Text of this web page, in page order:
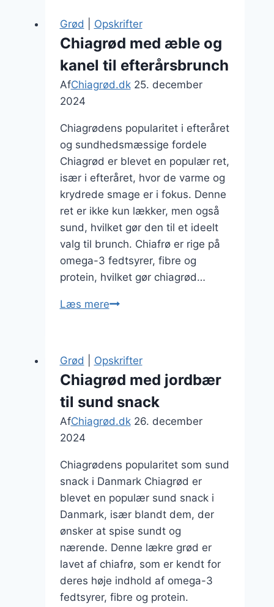
for
morgenmad
Grød Opskrifter
Chiagrød med æble og
kanel til efterårsbrunch
AfChiagrød.dk 25. december
2024
Chiagrødens popularitet i efteråret
og sundhedsmæssige fordele
Chiagrød er blevet en populær ret,
især i efteråret, hvor de varme og
krydrede smage er i fokus. Denne
ret er ikke kun lækker, men også
sund, hvilket gør den til et ideelt
valg til brunch. Chiafrø er rige på
omega-3 fedtsyrer, fibre og
protein, hvilket gør chiagrød…
Læs mereChiagrød
og
til
efterårsbrunch
Grød Opskrifter
Chiagrød med jordbær
til sund snack
AfChiagrød.dk 26. december
2024
Chiagrødens popularitet som sund
snack i Danmark Chiagrød er
blevet en populær sund snack i
Danmark, især blandt dem, der
ønsker at spise sundt og
nærende. Denne lækre grød er
lavet af chiafrø, som er kendt for
deres høje indhold af omega-3
fedtsyrer, fibre og protein.